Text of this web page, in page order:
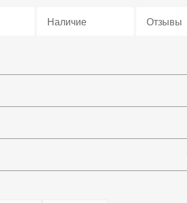
Наличие Отзывы